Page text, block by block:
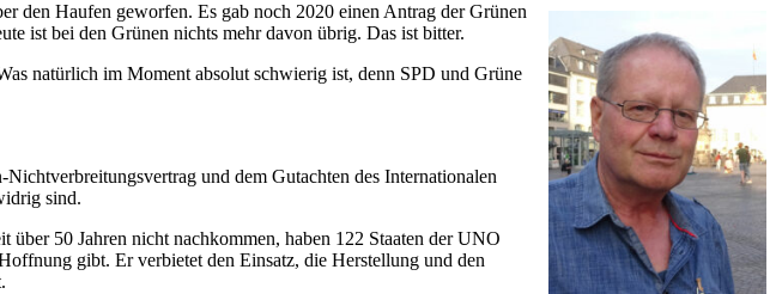
den Haufen geworfen. Es gab noch 2020 einen Antrag der Grünen
ist bei den Grünen nichts mehr davon übrig. Das ist bitter.
natürlich im Moment absolut schwierig ist, denn SPD und Grüne
und dem Gutachten des Internationalen
sind.
50 Jahren nicht nachkommen, haben 122 Staaten der UNO
gibt. Er verbietet den Einsatz, die Herstellung und den